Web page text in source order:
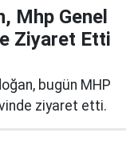
Mhp Genel
Ziyaret Etti
bugün MHP
ziyaret etti.